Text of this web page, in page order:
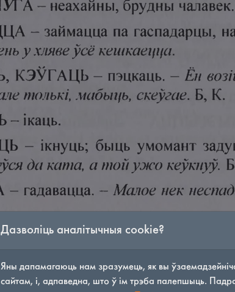
Дазволіць аналітычныя cookie?
Яны дапамагаюць нам зразумець, як вы
сайтам, і, адпаведна, што ў ім трэба палепшыць.